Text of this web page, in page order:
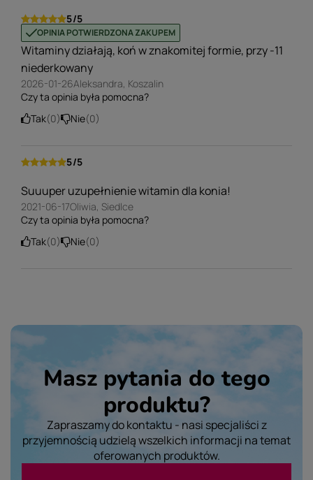
5/5
OPINIA POTWIERDZONA ZAKUPEM
Witaminy działają, koń w znakomitej formie, przy -11
niederkowany
2026-01-26Aleksandra, Koszalin
Czy ta opinia była pomocna?
Tak 0 Nie 0
5/5
Suuuper uzupełnienie witamin dla konia!
2021-06-17Oliwia, Siedlce
Czy ta opinia była pomocna?
Tak 0 Nie 0
Masz pytania do tego
produktu?
Zapraszamy do kontaktu - nasi specjaliści z
przyjemnością udzielą wszelkich informacji na temat
oferowanych produktów.